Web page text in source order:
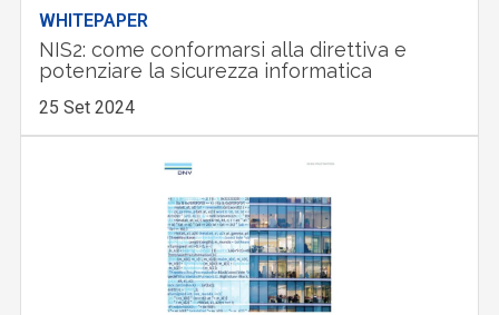
WHITEPAPER
NIS2: come conformarsi alla direttiva e
potenziare la sicurezza informatica
25 Set 2024